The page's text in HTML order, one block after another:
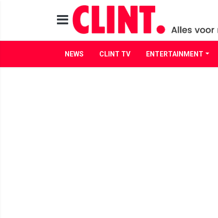
NEWS CLINT TV ENTERTAINMENT